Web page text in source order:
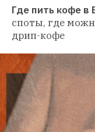
Где пить кофе в
споты, где
дрип-кофе